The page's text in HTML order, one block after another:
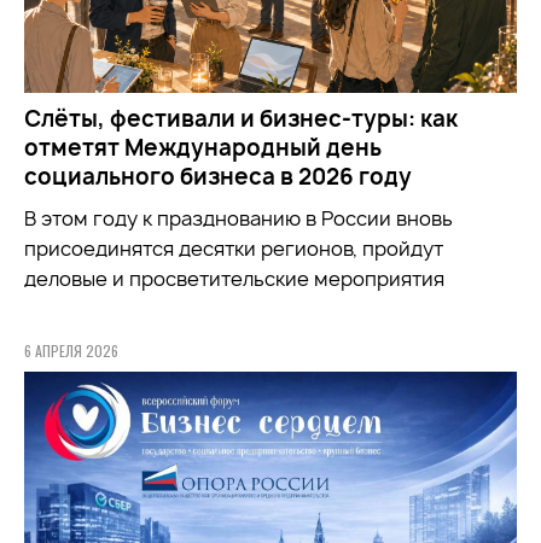
Слёты, фестивали и бизнес-туры: как
отметят Международный день
социального бизнеса в 2026 году
В этом году к празднованию в России вновь
присоединятся десятки регионов, пройдут
деловые и просветительские мероприятия
6 АПРЕЛЯ 2026